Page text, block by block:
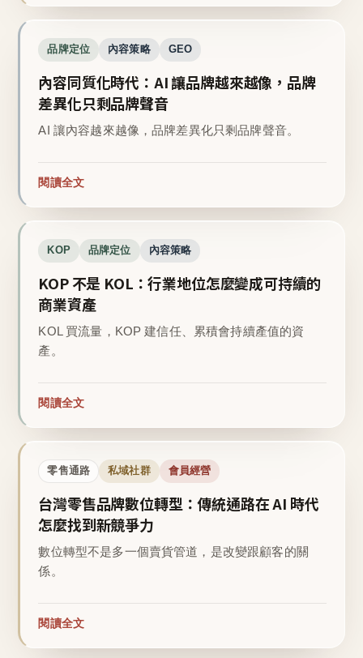
品牌定位 內容策略 GEO
內容同質化時代：AI 讓品牌越來越像，品牌
差異化只剩品牌聲音
AI 讓內容越來越像，品牌差異化只剩品牌聲音。
閱讀全文
KOP 品牌定位 內容策略
KOP 不是 KOL：行業地位怎麼變成可持續的
商業資產
KOL 買流量，KOP 建信任、累積會持續產值的資
產。
閱讀全文
零售通路 私域社群 會員經營
台灣零售品牌數位轉型：傳統通路在 AI 時代
怎麼找到新競爭力
數位轉型不是多一個賣貨管道，是改變跟顧客的關
係。
閱讀全文